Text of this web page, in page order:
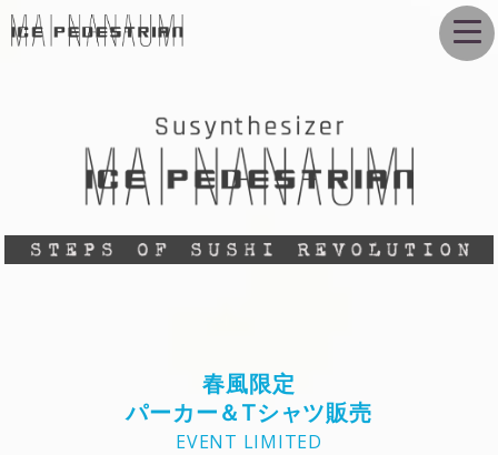
春風限定
パーカー＆Tシャツ販売
EVENT LIMITED